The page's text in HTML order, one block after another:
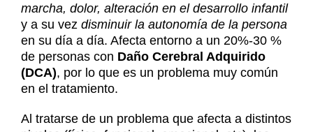
marcha, dolor, alteración en el desarrollo infantil
y a su vez disminuir la autonomía de la persona
en su día a día. Afecta entorno a un 20%-30 %
de personas con Daño Cerebral Adquirido
(DCA), por lo que es un problema muy común
en el tratamiento.
Al tratarse de un problema que afecta a distintos